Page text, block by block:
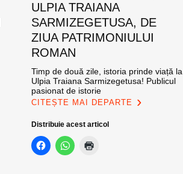
ULPIA TRAIANA
SARMIZEGETUSA, DE
ZIUA PATRIMONIULUI
ROMAN
Timp de două zile, istoria prinde viață la
Ulpia Traiana Sarmizegetusa! Publicul
pasionat de istorie
CITEȘTE MAI DEPARTE
Distribuie acest articol